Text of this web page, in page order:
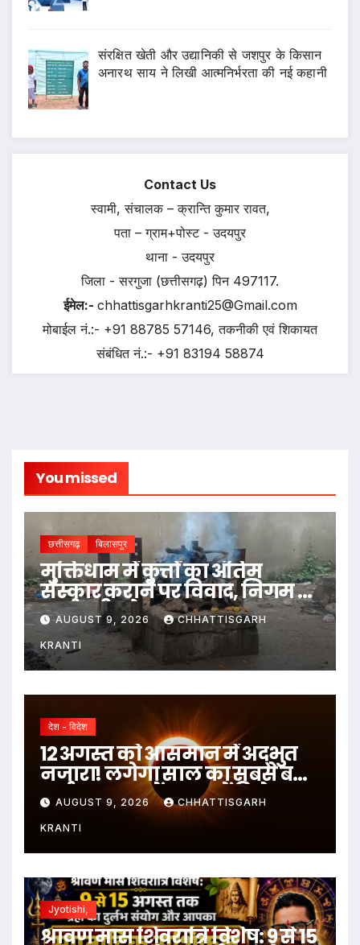
संरक्षित खेती और उद्यानिकी से जशपुर के किसान
अनारथ साय ने लिखी आत्मनिर्भरता की नई कहानी
Contact Us
स्वामी, संचालक – क्रान्ति कुमार रावत,
पता – ग्राम+पोस्ट - उदयपुर
थाना - उदयपुर
जिला - सरगुजा (छत्तीसगढ़) पिन 497117.
ईमेल:- chhattisgarhkranti25@Gmail.com
मोबाईल नं.:- +91 88785 57146, तकनीकी एवं शिकायत
संबंधित नं.:- +91 83194 58874
You missed
छत्तीसगढ़ बिलासपुर
मुक्तिधाम में कुत्तों का अंतिम
संस्कार कराने पर विवाद, निगम ने
कर्मचारी को हटाया
AUGUST 9, 2026 CHHATTISGARH
KRANTI
देश - विदेश
12 अगस्त को आसमान में अद्भुत
नजारा! लगेगा साल का सबसे बड़ा
सूर्य ग्रहण, जानें भारत में दिखेगा या
नहींAUGUST 9, 2026 CHHATTISGARH
KRANTI
Jyotishi,
श्रावण मास शिवरात्रि विशेष: 9 से 15